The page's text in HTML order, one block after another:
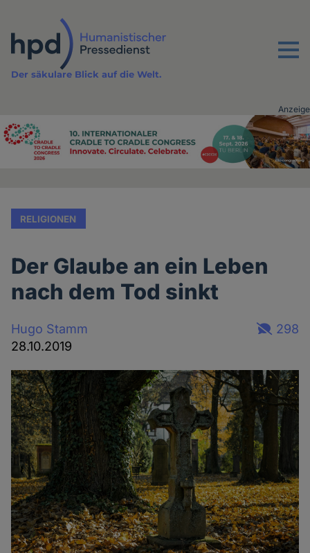
Inhalt
Menu
Der säkulare Blick auf die Welt.
Advertising
Anzeige
RELIGIONEN
Der Glaube an ein Leben
nach dem Tod sinkt
Hugo Stamm
28.10.2019
298